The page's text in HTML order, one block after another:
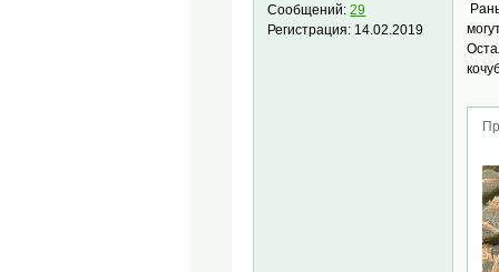
Сообщений:29
Регистрация: 14.02.2019